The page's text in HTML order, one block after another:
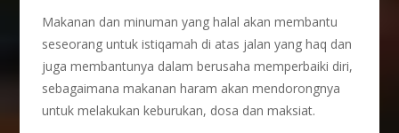
Makanan dan minuman yang halal akan membantu
seseorang untuk istiqamah di atas jalan yang haq dan
juga membantunya dalam berusaha memperbaiki diri,
sebagaimana makanan haram akan mendorongnya
untuk melakukan keburukan, dosa dan maksiat.